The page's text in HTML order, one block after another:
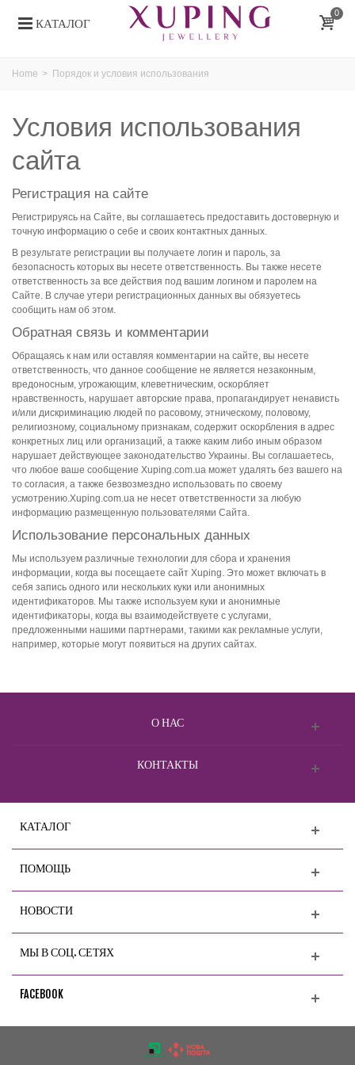
КАТАЛОГ
0
Home > Порядок и условия использования
Условия использования
сайта
Регистрация на сайте
Регистрируясь на Сайте, вы соглашаетесь предоставить достоверную и
точную информацию о себе и своих контактных данных.
В результате регистрации вы получаете логин и пароль, за
безопасность которых вы несете ответственность. Вы также несете
ответственность за все действия под вашим логином и паролем на
Сайте. В случае утери регистрационных данных вы обязуетесь
сообщить нам об этом.
Обратная связь и комментарии
Обращаясь к нам или оставляя комментарии на сайте, вы несете
ответственность, что данное сообщение не является незаконным,
вредоносным, угрожающим, клеветническим, оскорбляет
нравственность, нарушает авторские права, пропагандирует ненависть
и/или дискриминацию людей по расовому, этническому, половому,
религиозному, социальному признакам, содержит оскорбления в адрес
конкретных лиц или организаций, а также каким либо иным образом
нарушает действующее законодательство Украины. Вы соглашаетесь,
что любое ваше сообщение Xuping.com.ua может удалять без вашего на
то согласия, а также безвозмездно использовать по своему
усмотрению.Xuping.com.ua не несет ответственности за любую
информацию размещенную пользователями Сайта.
Использование персональных данных
Мы используем различные технологии для сбора и хранения
информации, когда вы посещаете сайт Xuping. Это может включать в
себя запись одного или нескольких куки или анонимных
идентификаторов. Мы также используем куки и анонимные
идентификаторы, когда вы взаимодействуете с услугами,
предложенными нашими партнерами, такими как рекламные услуги,
например, которые могут появиться на других сайтах.
О НАС
КОНТАКТЫ
КАТАЛОГ
ПОМОЩЬ
НОВОСТИ
МЫ В СОЦ. СЕТЯХ
FACEBOOK